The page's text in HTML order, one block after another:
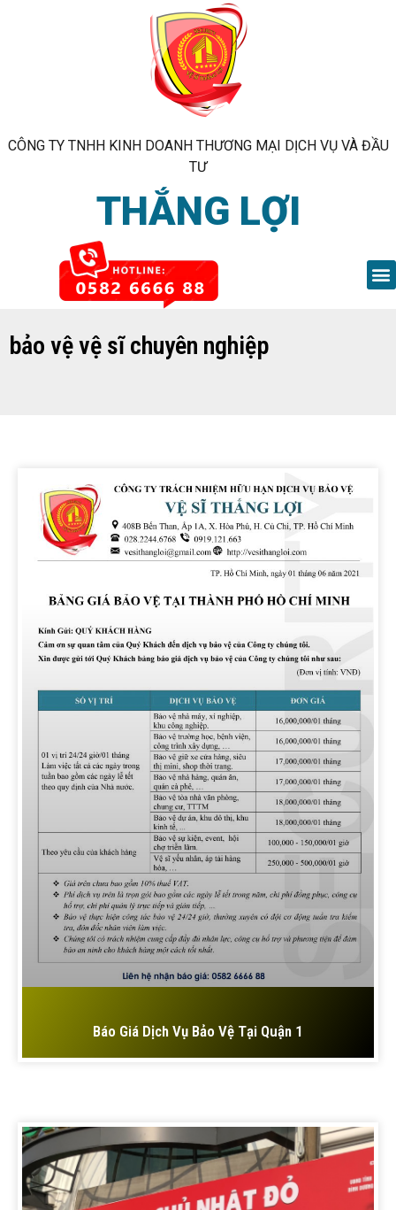
CÔNG TY TNHH KINH DOANH THƯƠNG MẠI DỊCH VỤ VÀ ĐẦU
TƯ
THẮNG LỢI
bảo vệ vệ sĩ chuyên nghiệp
Báo Giá Dịch Vụ Bảo Vệ Tại Quận 1